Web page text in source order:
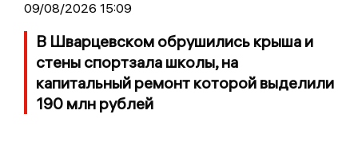
09/08/2026 15:09
В Шварцевском обрушились крыша и
стены спортзала школы, на
капитальный ремонт которой выделили
190 млн рублей